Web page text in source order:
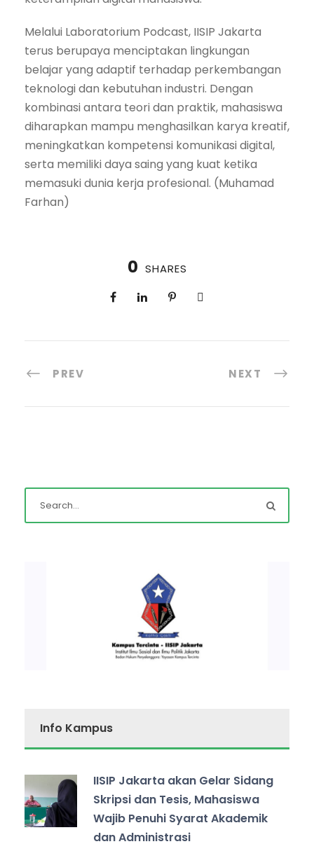
Melalui Laboratorium Podcast, IISIP Jakarta
terus berupaya menciptakan lingkungan
belajar yang adaptif terhadap perkembangan
teknologi dan kebutuhan industri. Dengan
kombinasi antara teori dan praktik, mahasiswa
diharapkan mampu menghasilkan karya kreatif,
meningkatkan kompetensi komunikasi digital,
serta memiliki daya saing yang kuat ketika
memasuki dunia kerja profesional. (Muhamad
Farhan)
0 SHARES
PREV NEXT
Info Kampus
IISIP Jakarta akan Gelar Sidang
Skripsi dan Tesis, Mahasiswa
Wajib Penuhi Syarat Akademik
dan Administrasi